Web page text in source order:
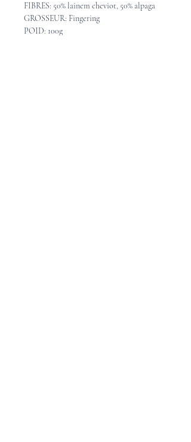
FIBRES: 50% lainem cheviot, 50% alpaga
GROSSEUR: Fingering
POID: 100g